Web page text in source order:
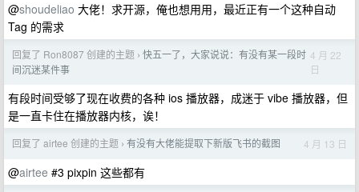
@shoudeliao 大佬！求开源，俺也想用用，最近正有一个这种自动
Tag 的需求
回复了 Ron8087 创建的主题 › 快五一了，大家说说：有没有某一段时
间沉迷某件事
4 月 22
日
有段时间受够了现在收费的各种 ios 播放器，成迷于 vibe 播放器，但
是一直卡住在播放器内核，诶！
回复了 airtee 创建的主题 › 有没有大佬能提取下新版飞书的截图 4 月 13 日
@airtee #3 pixpin 这些都有